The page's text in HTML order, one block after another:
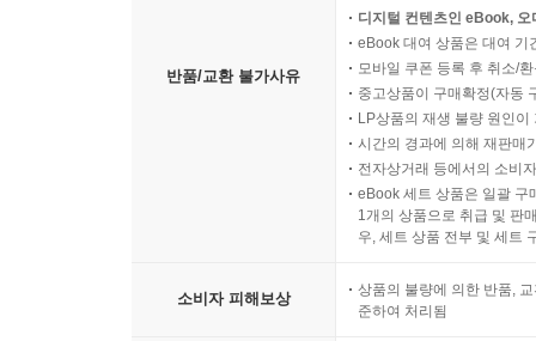
반품/교환 불가사유
디지털 컨텐츠인 eBook,
eBook 대여 상품은 대여 기
모바일 쿠폰 등록 후 취소/
중고상품이 구매확정(자동
LP상품의 재생 불량 원인
시간의 경과에 의해 재판매
전자상거래 등에서의 소비
eBook 세트 상품은 일괄 구
1개의 상품으로 취급 및 판
우, 세트 상품 전부 및 세트
소비자 피해보상
상품의 불량에 의한 반품,
준하여 처리됨